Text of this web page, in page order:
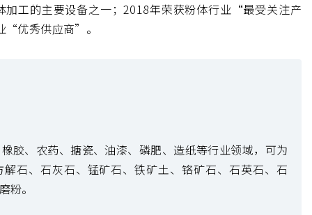
加工的主要设备之一；2018年荣获粉体行业“最受关注产
“优秀供应商”。
胶、农药、搪瓷、油漆、磷肥、造纸等行业领域，可为
石、石灰石、锰矿石、铁矿土、铬矿石、石英石、石
粉。